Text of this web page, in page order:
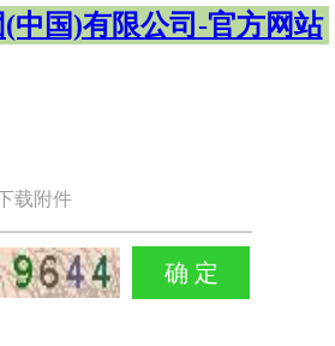
中国)有限公司-官方网站
载附件